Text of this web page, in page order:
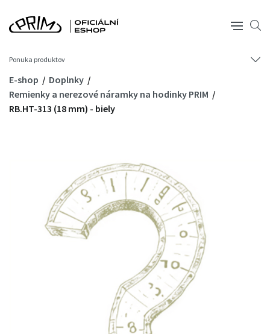
Ponuka produktov
E-shop
Doplnky
Remienky a nerezové náramky na hodinky PRIM
RB.HT-313 (18 mm) - biely